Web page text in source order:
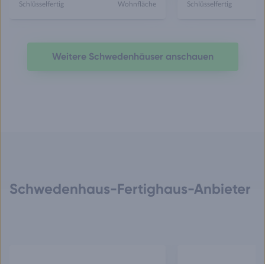
Schlüsselfertig
Wohnfläche
Schlüsselfertig
Weitere Schwedenhäuser anschauen
Schwedenhaus-Fertighaus-Anbieter